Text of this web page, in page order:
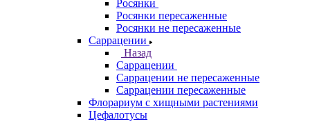
Росянки
Росянки пересаженные
Росянки не пересаженные
Саррацении
Назад
Саррацении
Саррацении не пересаженные
Саррацении пересаженные
Флорариум с хищными растениями
Цефалотусы